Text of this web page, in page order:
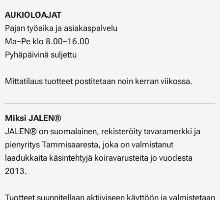
AUKIOLOAJAT
Pajan työaika ja asiakaspalvelu
Ma–Pe klo 8.00–16.00
Pyhäpäivinä suljettu
Mittatilaus tuotteet postitetaan noin kerran viikossa.
Miksi JALEN®
JALEN® on suomalainen, rekisteröity tavaramerkki ja
pienyritys Tammisaaresta, joka on valmistanut
laadukkaita käsintehtyjä koiravarusteita jo vuodesta
2013.
Tuotteet suunnitellaan aktiiviseen käyttöön ja valmistetaan